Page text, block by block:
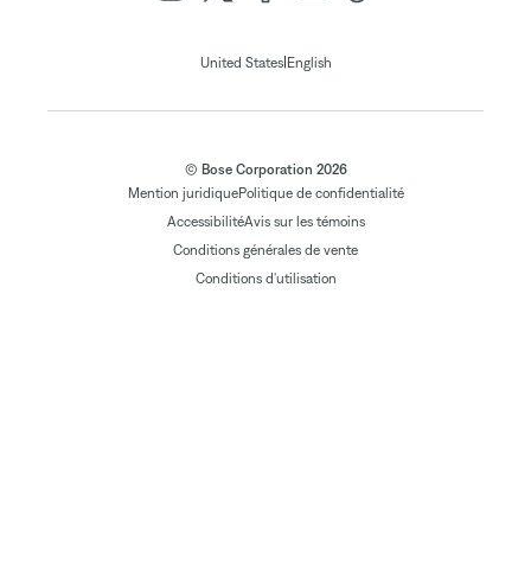
United States| English
© Bose Corporation 2026
Mention juridiquePolitique de confidentialité
AccessibilitéAvis sur les témoins
Conditions générales de vente
Conditions d'utilisation